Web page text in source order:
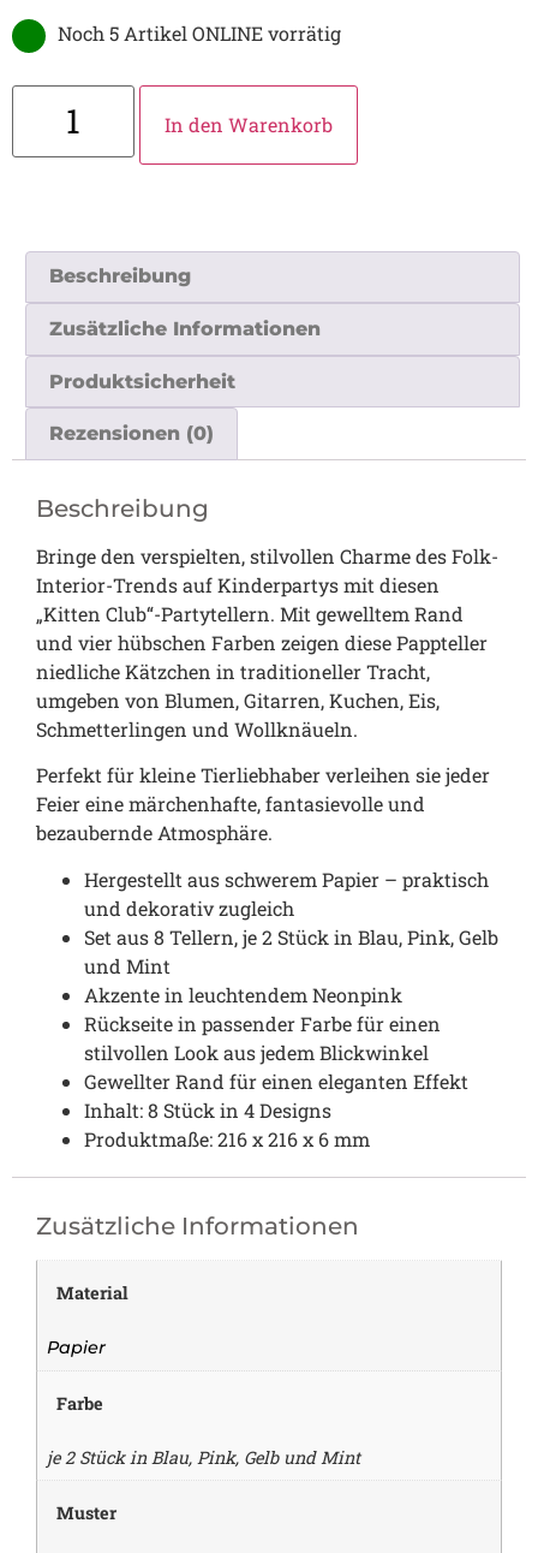
Noch 5 Artikel ONLINE vorrätig
In den Warenkorb
Beschreibung
Zusätzliche Informationen
Produktsicherheit
Rezensionen (0)
Beschreibung
Bringe den verspielten, stilvollen Charme des Folk-
Interior-Trends auf Kinderpartys mit diesen
„Kitten Club“-Partytellern. Mit gewelltem Rand
und vier hübschen Farben zeigen diese Pappteller
niedliche Kätzchen in traditioneller Tracht,
umgeben von Blumen, Gitarren, Kuchen, Eis,
Schmetterlingen und Wollknäueln.
Perfekt für kleine Tierliebhaber verleihen sie jeder
Feier eine märchenhafte, fantasievolle und
bezaubernde Atmosphäre.
Hergestellt aus schwerem Papier – praktisch
und dekorativ zugleich
Set aus 8 Tellern, je 2 Stück in Blau, Pink, Gelb
und Mint
Akzente in leuchtendem Neonpink
Rückseite in passender Farbe für einen
stilvollen Look aus jedem Blickwinkel
Gewellter Rand für einen eleganten Effekt
Inhalt: 8 Stück in 4 Designs
Produktmaße: 216 x 216 x 6 mm
Zusätzliche Informationen
Material
Papier
Farbe
je 2 Stück in Blau, Pink, Gelb und Mint
Muster